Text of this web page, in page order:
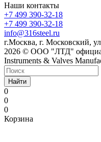
Наши контакты
+7 499 390-32-18
+7 499 390-32-18
info@316steel.ru
г.Москва, г. Московский,
2026 © ООО "ЛТД"
Instruments & Valves
Найти
0
0
0
Корзина